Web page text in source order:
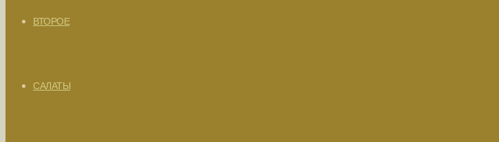
ВТОРОЕ
САЛАТЫ